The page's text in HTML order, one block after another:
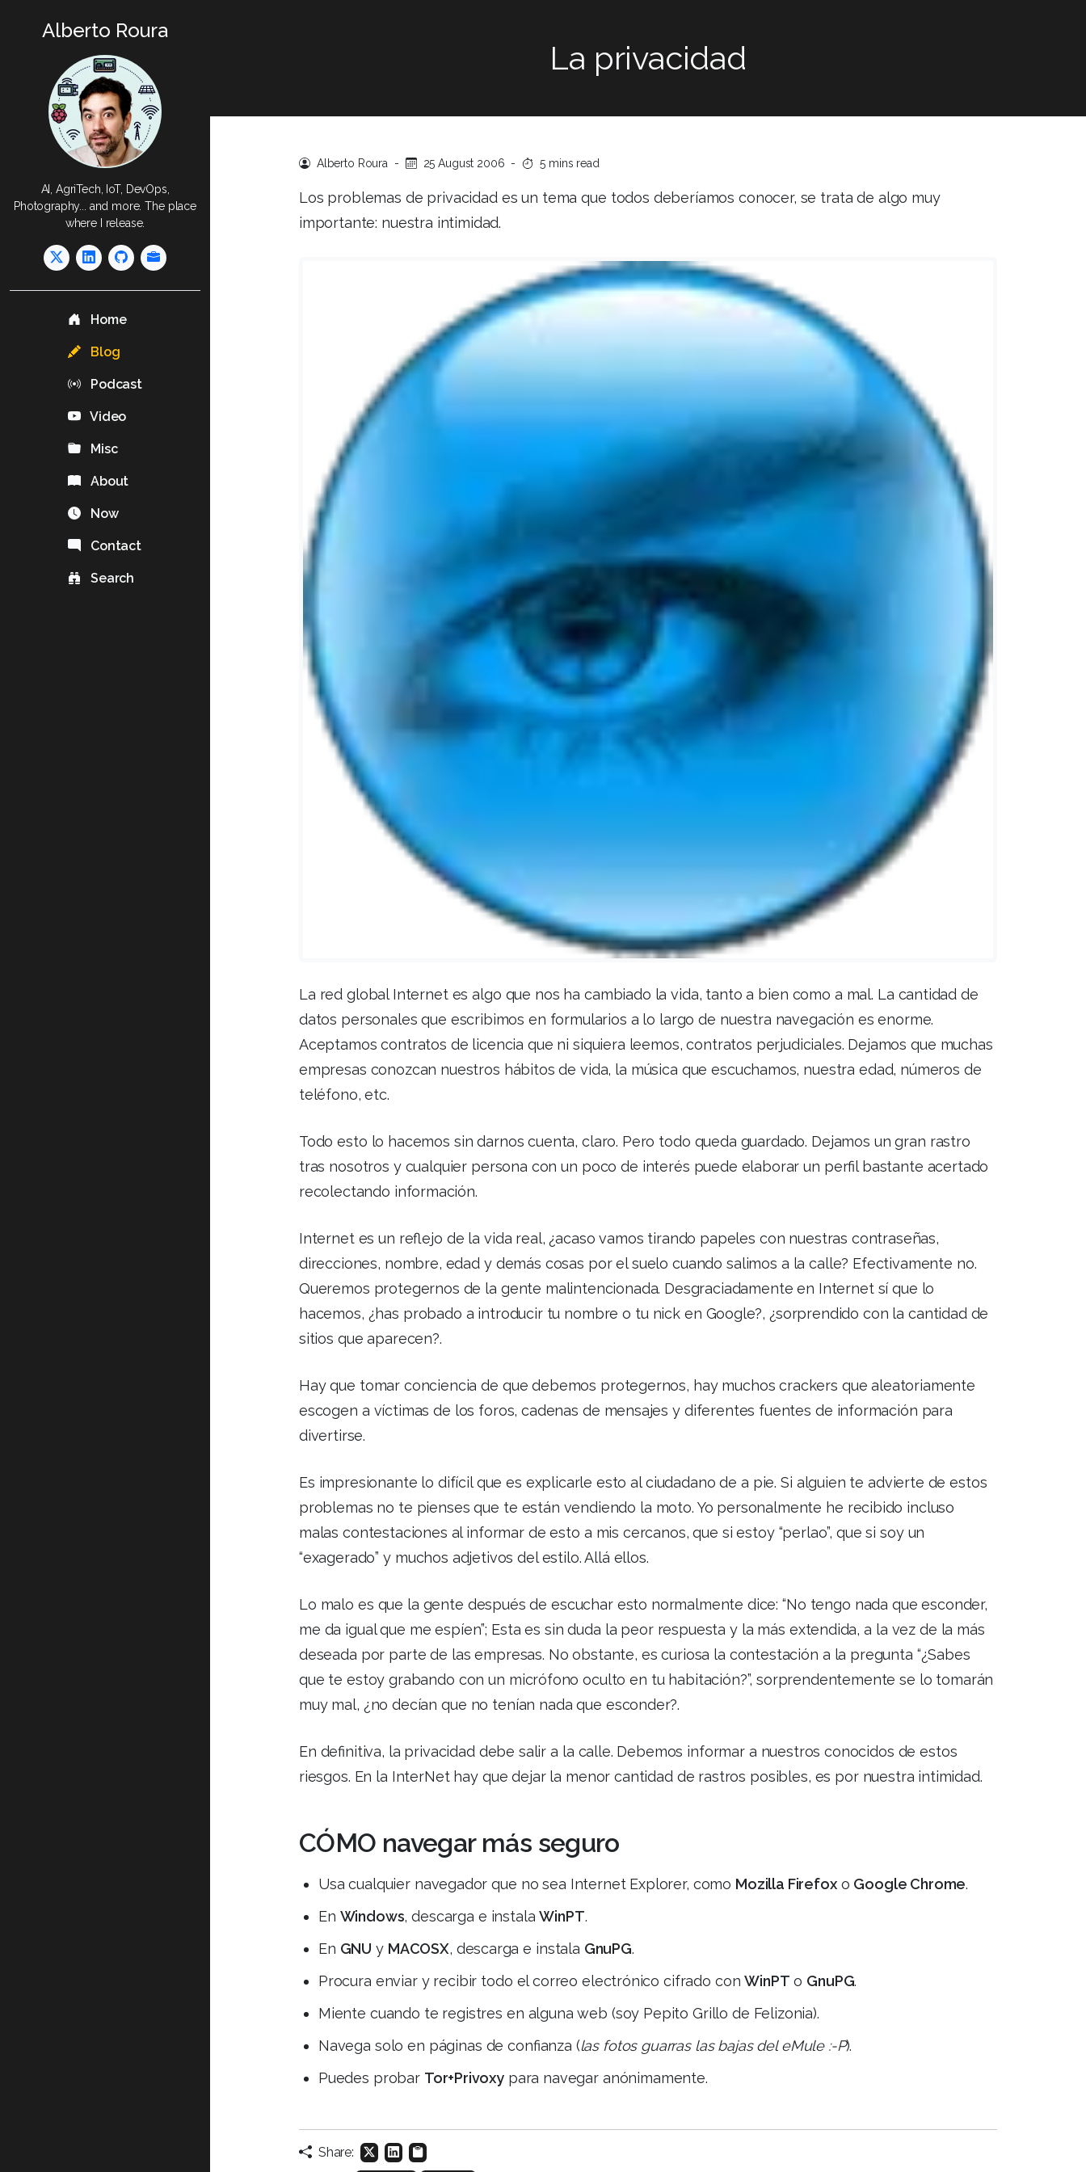
Alberto Roura
AI, AgriTech, IoT, DevOps,
Photography... and more. The place
where I release.
Home
Blog
Podcast
Video
Misc
About
Now
Contact
Search
La privacidad
Alberto Roura - 25 August 2006 - 5 mins read
Los problemas de privacidad es un tema que todos deberíamos conocer, se trata de algo muy
importante: nuestra intimidad.
La red global Internet es algo que nos ha cambiado la vida, tanto a bien como a mal. La cantidad de
datos personales que escribimos en formularios a lo largo de nuestra navegación es enorme.
Aceptamos contratos de licencia que ni siquiera leemos, contratos perjudiciales. Dejamos que muchas
empresas conozcan nuestros hábitos de vida, la música que escuchamos, nuestra edad, números de
teléfono, etc.
Todo esto lo hacemos sin darnos cuenta, claro. Pero todo queda guardado. Dejamos un gran rastro
tras nosotros y cualquier persona con un poco de interés puede elaborar un perfil bastante acertado
recolectando información.
Internet es un reflejo de la vida real, ¿acaso vamos tirando papeles con nuestras contraseñas,
direcciones, nombre, edad y demás cosas por el suelo cuando salimos a la calle? Efectivamente no.
Queremos protegernos de la gente malintencionada. Desgraciadamente en Internet sí que lo
hacemos, ¿has probado a introducir tu nombre o tu nick en Google?, ¿sorprendido con la cantidad de
sitios que aparecen?.
Hay que tomar conciencia de que debemos protegernos, hay muchos crackers que aleatoriamente
escogen a víctimas de los foros, cadenas de mensajes y diferentes fuentes de información para
divertirse.
Es impresionante lo difícil que es explicarle esto al ciudadano de a pie. Si alguien te advierte de estos
problemas no te pienses que te están vendiendo la moto. Yo personalmente he recibido incluso
malas contestaciones al informar de esto a mis cercanos, que si estoy “perlao”, que si soy un
“exagerado” y muchos adjetivos del estilo. Allá ellos.
Lo malo es que la gente después de escuchar esto normalmente dice: “No tengo nada que esconder,
me da igual que me espíen”; Esta es sin duda la peor respuesta y la más extendida, a la vez de la más
deseada por parte de las empresas. No obstante, es curiosa la contestación a la pregunta “¿Sabes
que te estoy grabando con un micrófono oculto en tu habitación?”, sorprendentemente se lo tomarán
muy mal, ¿no decían que no tenían nada que esconder?.
En definitiva, la privacidad debe salir a la calle. Debemos informar a nuestros conocidos de estos
riesgos. En la InterNet hay que dejar la menor cantidad de rastros posibles, es por nuestra intimidad.
CÓMO navegar más seguro
Usa cualquier navegador que no sea Internet Explorer, como Mozilla Firefoxo Google Chrome.
En Windows, descarga e instalaWinPT.
En GNU y MACOSX, descarga e instala GnuPG.
Procura enviar y recibir todo el correo electrónico cifrado conWinPT o GnuPG.
Miente cuando te registres en alguna web (soy Pepito Grillo de Felizonia).
Navega solo en páginas de confianza (las fotos guarras las bajas del eMule :-P).
Puedes probar Tor+Privoxypara navegar anónimamente.
Share: